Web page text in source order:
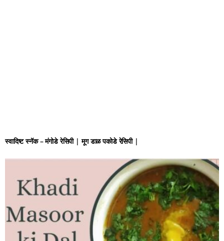
स्वादिष्ट स्नॅक – मंगोडे रेसिपी | मूग डाळ पकोडे रेसिपी |